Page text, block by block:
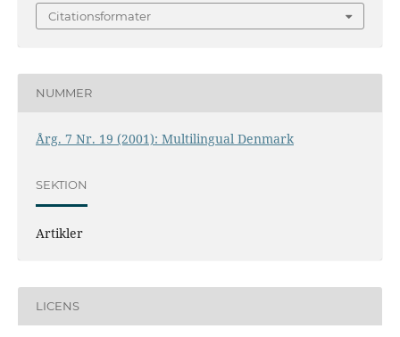
Citationsformater
NUMMER
Årg. 7 Nr. 19 (2001): Multilingual Denmark
SEKTION
Artikler
LICENS